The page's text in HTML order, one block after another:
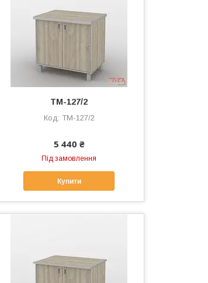
ТМ-127/2
ТМ-127/2
5 440 ₴
Під замовлення
Купити